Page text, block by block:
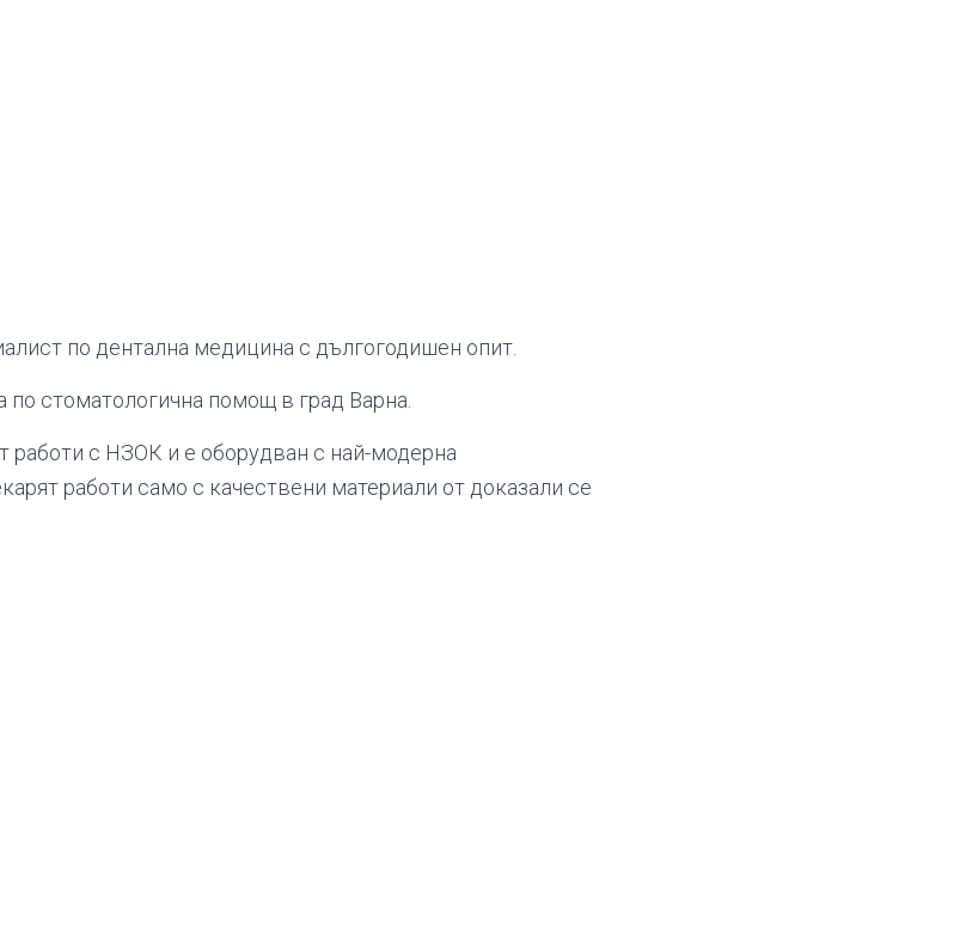
по дентална медицина с дългогодишен опит.
стоматологична помощ в град Варна.
работи с НЗОК и е оборудван с най-модерна
работи само с качествени материали от доказали се